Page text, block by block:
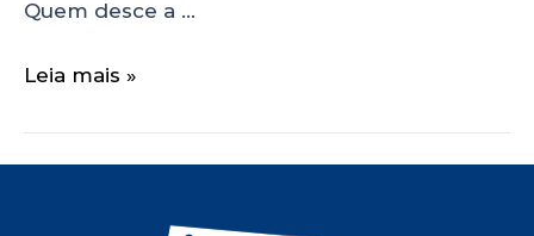
Quem desce a …
Leia mais »